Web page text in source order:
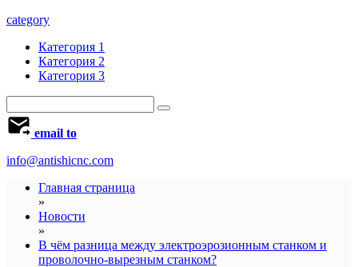
category
Категория 1
Категория 2
Категория 3
email to
info@antishicnc.com
Главная страница
»
Новости
»
В чём разница между электроэрозионным станком и
проволочно-вырезным станком?